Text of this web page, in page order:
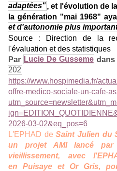
adaptées", et l'évolution de
la génération "mai 1968"
et d'autonomie plus
Source : Direction de la
l'évaluation et des statistiques
Par Lucie De Gusseme dans
202
https://www.hospimedia.fr/
offre-medico-sociale-un-cafe-
2026-03-02&eq_pos=6
L'EPHAD deSaint Julien du
un projet AMI lancé
vieillissement, avec
enPuisaye et Or Gris,